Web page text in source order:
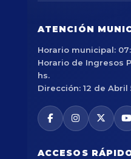
ATENCIÓN
Horario municipal:
Horario de Ingresos
hs.
Dirección: 12 de Abril
ACCESOS